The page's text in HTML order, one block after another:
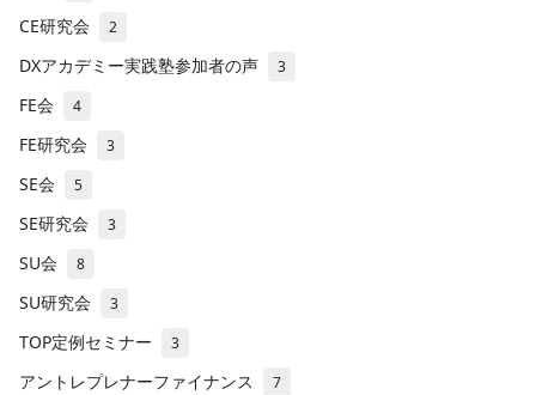
CE研究会 2
DXアカデミー実践塾参加者の声 3
FE会 4
FE研究会 3
SE会 5
SE研究会 3
SU会 8
SU研究会 3
TOP定例セミナー 3
アントレプレナーファイナンス 7